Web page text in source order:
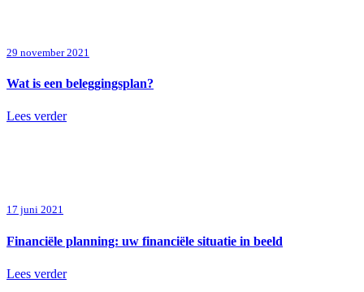
29 november 2021
Wat is een beleggingsplan?
Lees verder
17 juni 2021
Financiële planning: uw financiële situatie in beeld
Lees verder